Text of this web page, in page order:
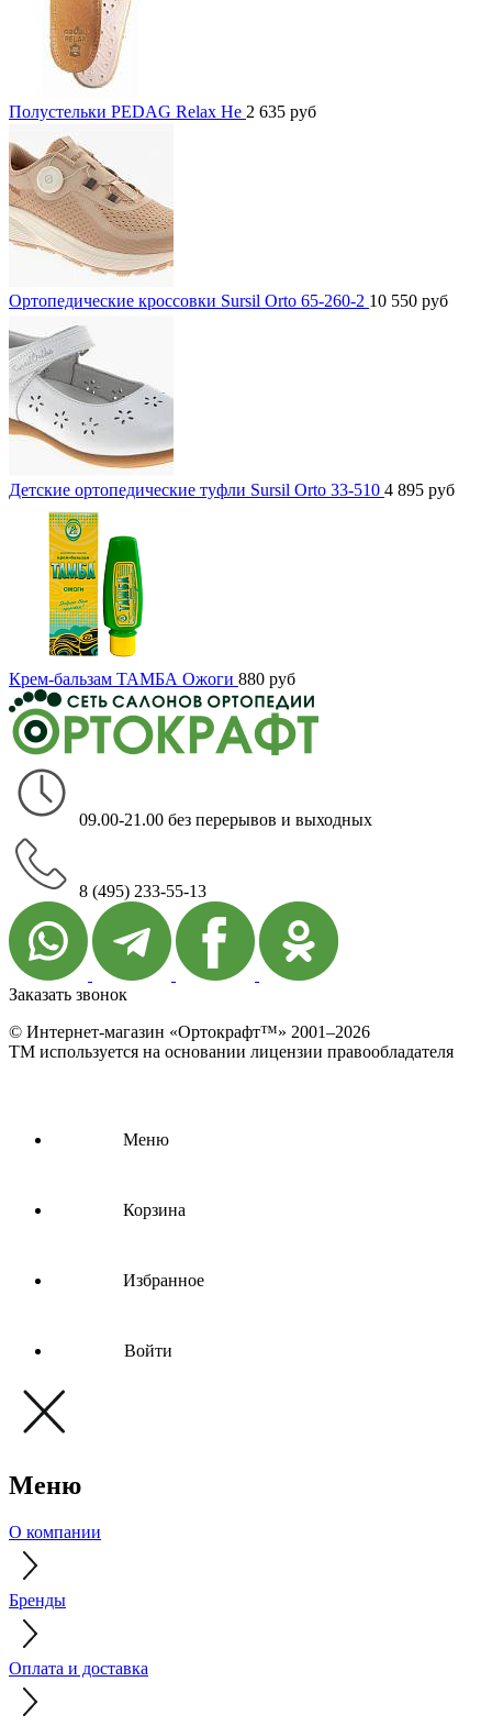
Полустельки PEDAG Relax He 2 635 руб
Ортопедические кроссовки Sursil Orto 65-260-2 10 550 руб
Детские ортопедические туфли Sursil Orto 33-510 4 895 руб
Крем-бальзам ТАМБА Ожоги 880 руб
09.00-21.00 без перерывов и выходных
8 (495) 233-55-13
Заказать звонок
© Интернет-магазин «Ортокрафт™» 2001–2026
ТМ используется на основании лицензии правообладателя
Меню
Корзина
Избранное
Войти
Меню
О компании
Бренды
Оплата и доставка